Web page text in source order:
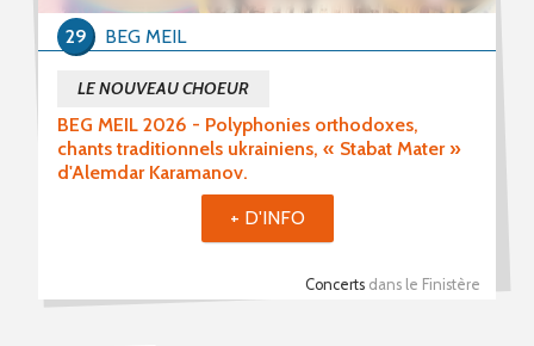
BEG MEIL 2026 - Polyphonies orthodoxes,
chants traditionnels ukrainiens, « Stabat Mater »
d'Alemdar Karamanov.
LE NOUVEAU CHOEUR
Concerts dans le Finistère
BEG MEIL
29
+ D'INFO